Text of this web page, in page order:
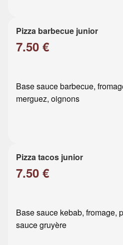
Pizza barbecue junior
7.50 €
Base sauce barbecue,
merguez, oignons
Pizza tacos junior
7.50 €
Base sauce kebab, fromage,
sauce gruyère